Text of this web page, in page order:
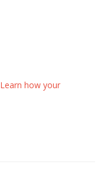
Learn how your